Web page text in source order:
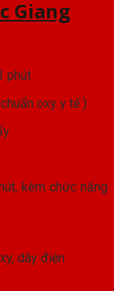
Giang
phút
oxy y tế )
kèm chức năng
dây điện